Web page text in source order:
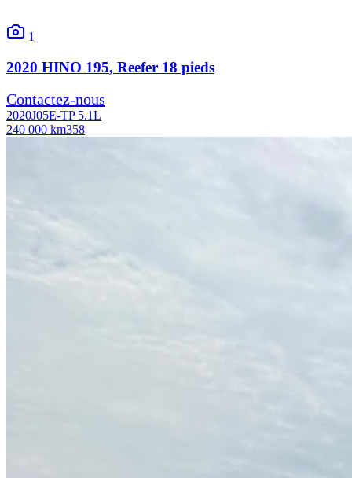
1
2020 HINO 195, Reefer 18 pieds
Contactez-nous
2020J05E-TP 5.1L
240 000 km358